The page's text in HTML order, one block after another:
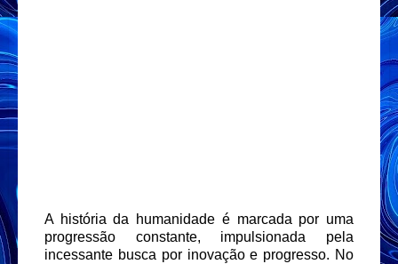
A história da humanidade é marcada por uma
progressão constante, impulsionada pela
incessante busca por inovação e progresso. No